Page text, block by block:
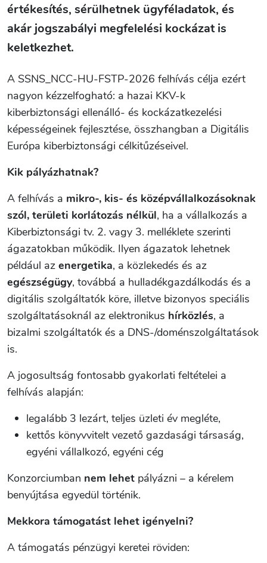
értékesítés, sérülhetnek ügyféladatok, és
akár jogszabályi megfelelési kockázat is
keletkezhet.
A SSNS_NCC-HU-FSTP-2026 felhívás célja ezért
nagyon kézzelfogható: a hazai KKV-k
kiberbiztonsági ellenálló- és kockázatkezelési
képességeinek fejlesztése, összhangban a Digitális
Európa kiberbiztonsági célkitűzéseivel.
Kik pályázhatnak?
A felhívás a mikro-, kis- és középvállalkozásoknak
szól, területi korlátozás nélkül, ha a vállalkozás a
Kiberbiztonsági tv. 2. vagy 3. melléklete szerinti
ágazatokban működik. Ilyen ágazatok lehetnek
például az energetika, a közlekedés és az
egészségügy, továbbá a hulladékgazdálkodás és a
digitális szolgáltatók köre, illetve bizonyos speciális
szolgáltatásoknál az elektronikus hírközlés, a
bizalmi szolgáltatók és a DNS-/doménszolgáltatások
is.
A jogosultság fontosabb gyakorlati feltételei a
felhívás alapján:
legalább 3 lezárt, teljes üzleti év megléte,
kettős könyvvitelt vezető gazdasági társaság,
egyéni vállalkozó, egyéni cég
Konzorciumban nem lehet pályázni – a kérelem
benyújtása egyedül történik.
Mekkora támogatást lehet igényelni?
A támogatás pénzügyi keretei röviden: